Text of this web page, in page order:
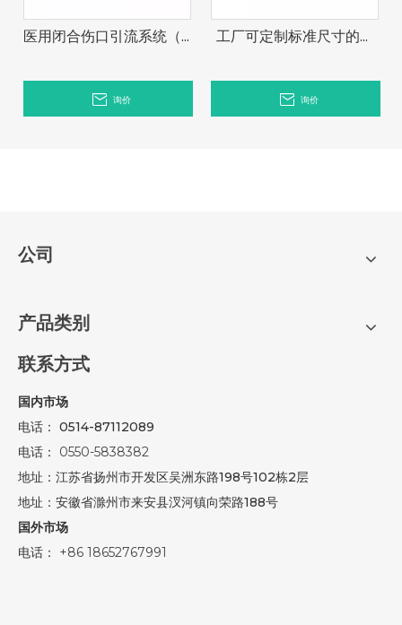
医用闭合伤口引流系统（A
询价
工厂可定制标准尺寸的医
疗手动通气器上的排气硅
胶阀询价
公司
产品类别
联系方式
国内市场
电话： 0514-87112089
电话： 0550-5838382
地址：江苏省扬州市开发区吴洲东路198号102栋2层
地址：安徽省滁州市来安县汊河镇向荣路188号
国外市场
电话： +86 18652767991